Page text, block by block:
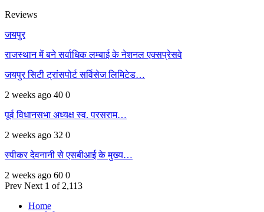
Reviews
जयपुर
राजस्थान में बने सर्वाधिक लम्बाई के नेशनल एक्सप्रेसवे
जयपुर सिटी ट्रांसपोर्ट सर्विसेज लिमिटेड…
2 weeks ago 40 0
पूर्व विधानसभा अध्यक्ष स्व. परसराम…
2 weeks ago 32 0
स्पीकर देवनानी से एसबीआई के मुख्य…
2 weeks ago 60 0
Prev Next 1 of 2,113
Home